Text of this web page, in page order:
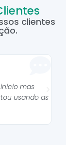
clientes
mas
usando as